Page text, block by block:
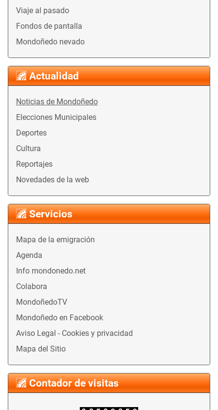
Viaje al pasado
Fondos de pantalla
Mondoñedo nevado
Actualidad
Noticias de Mondoñedo
Elecciones Municipales
Deportes
Cultura
Reportajes
Novedades de la web
Servicios
Mapa de la emigración
Agenda
Info mondonedo.net
Colabora
MondoñedoTV
Mondoñedo en Facebook
Aviso Legal - Cookies y privacidad
Mapa del Sitio
Contador de visitas